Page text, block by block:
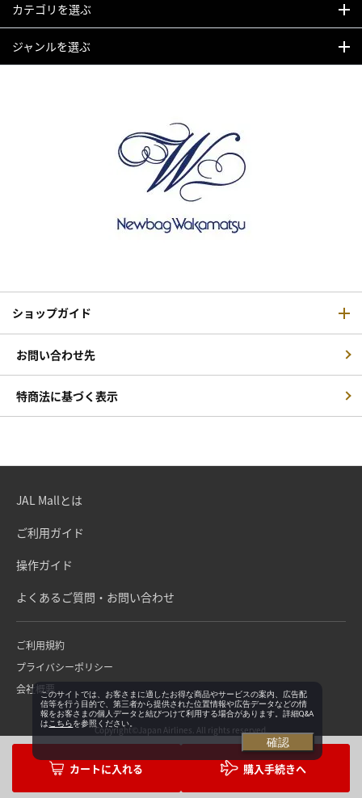
購入手続きへ
カテゴリを選ぶ
ジャンルを選ぶ
ショップガイド
お問い合わせ先
特商法に基づく表示
JAL Mallとは
ご利用ガイド
操作ガイド
よくあるご質問・お問い合わせ
ご利用規約
プライバシーポリシー
会社概要
Copyright©Japan Airlines. All rights reserved.
このサイトでは、お客さまに適したお得な商品やサービスの案内、広告配
信等を行う目的で、第三者から提供された位置情報や広告データなどの情
報をお客さまの個人データと結びつけて利用する場合があります。詳細Q&A
は こちらを参照ください。
確認